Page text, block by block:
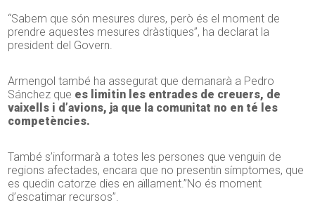
“Sabem que són mesures dures, però és el moment de
prendre aquestes mesures dràstiques”, ha declarat la
president del Govern.
Armengol també ha assegurat que demanarà a Pedro
Sánchez que es limitin les entrades de creuers, de
vaixells i d’avions, ja que la comunitat no en té les
competències.
També s’informarà a totes les persones que venguin de
regions afectades, encara que no presentin símptomes, que
es quedin catorze dies en aïllament.”No és moment
d’escatimar recursos”.